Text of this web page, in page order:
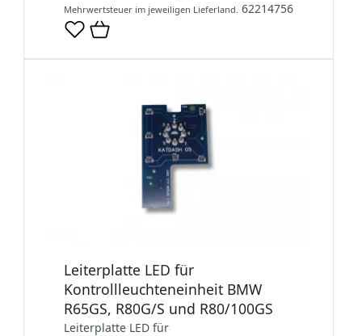
Mehrwertsteuer im jeweiligen Lieferland. 62214756
Leiterplatte LED für
Kontrollleuchteneinheit BMW
R65GS, R80G/S und R80/100GS
Leiterplatte LED für